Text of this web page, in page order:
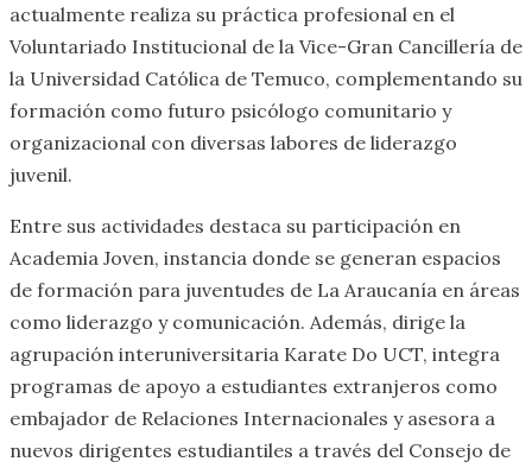
actualmente realiza su práctica profesional en el
Voluntariado Institucional de la Vice-Gran Cancillería de
la Universidad Católica de Temuco, complementando su
formación como futuro psicólogo comunitario y
organizacional con diversas labores de liderazgo
juvenil.
Entre sus actividades destaca su participación en
Academia Joven, instancia donde se generan espacios
de formación para juventudes de La Araucanía en áreas
como liderazgo y comunicación. Además, dirige la
agrupación interuniversitaria Karate Do UCT, integra
programas de apoyo a estudiantes extranjeros como
embajador de Relaciones Internacionales y asesora a
nuevos dirigentes estudiantiles a través del Consejo de